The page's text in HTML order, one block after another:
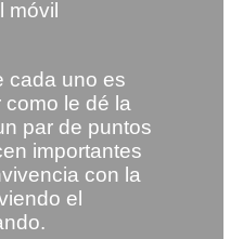
móvil
cada uno es
como le dé la
par de puntos
importantes
con la
el